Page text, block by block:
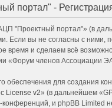
портал" -
"Проектный портал"» (в
Если вы не согласны с
время и сделаем всё
«Форум членов Ассоциации
для создания
License v2» (в дальнейшем
и phpBB Limited